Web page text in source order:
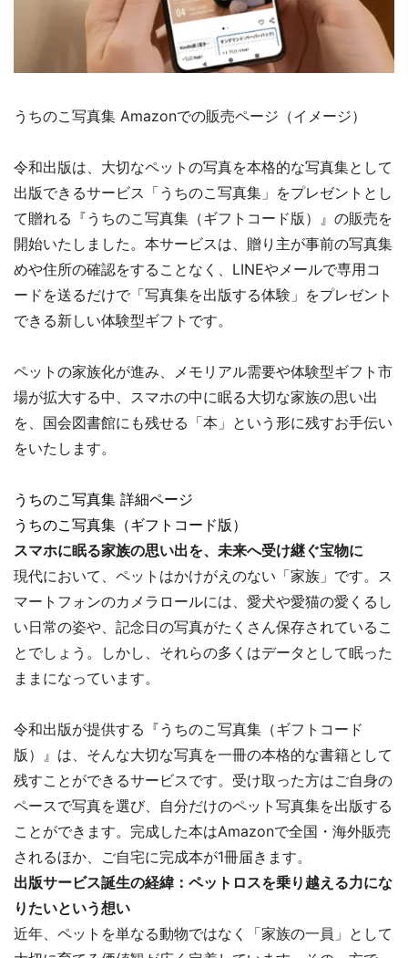
うちのこ写真集 Amazonでの販売ページ（イメージ）
令和出版は、大切なペットの写真を本格的な写真集として
出版できるサービス「うちのこ写真集」をプレゼントとし
て贈れる『うちのこ写真集（ギフトコード版）』の販売を
開始いたしました。本サービスは、贈り主が事前の写真集
めや住所の確認をすることなく、LINEやメールで専用コ
ードを送るだけで「写真集を出版する体験」をプレゼント
できる新しい体験型ギフトです。
ペットの家族化が進み、メモリアル需要や体験型ギフト市
場が拡大する中、スマホの中に眠る大切な家族の思い出
を、国会図書館にも残せる「本」という形に残すお手伝い
をいたします。
うちのこ写真集 詳細ページ
うちのこ写真集（ギフトコード版）
スマホに眠る家族の思い出を、未来へ受け継ぐ宝物に
現代において、ペットはかけがえのない「家族」です。ス
マートフォンのカメラロールには、愛犬や愛猫の愛くるし
い日常の姿や、記念日の写真がたくさん保存されているこ
とでしょう。しかし、それらの多くはデータとして眠った
ままになっています。
令和出版が提供する『うちのこ写真集（ギフトコード
版）』は、そんな大切な写真を一冊の本格的な書籍として
残すことができるサービスです。受け取った方はご自身の
ペースで写真を選び、自分だけのペット写真集を出版する
ことができます。完成した本はAmazonで全国・海外販売
されるほか、ご自宅に完成本が1冊届きます。
出版サービス誕生の経緯：ペットロスを乗り越える力にな
りたいという想い
近年、ペットを単なる動物ではなく「家族の一員」として